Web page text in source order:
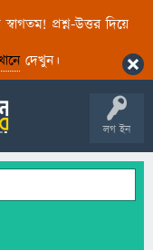
প্রশ্ন-উত্তর দিয়ে
দেখুন।
লগ ইন